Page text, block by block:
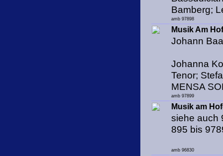
Bamberg;
amb 97898
Musik Am
Johann
Johanna
Tenor;
MENSA
amb 97899
Musik am
siehe auch
895 bis
amb 96830